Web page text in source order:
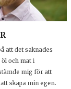
att det saknades
och mat i
mig för att
skapa min egen.